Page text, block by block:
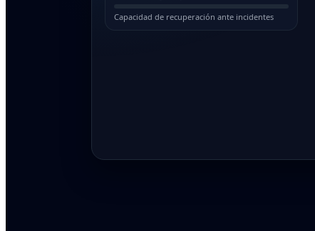
Capacidad de recuperación ante incidentes